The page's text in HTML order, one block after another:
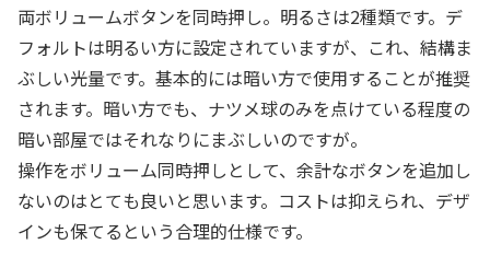
両ボリュームボタンを同時押し。明るさは2種類です。デ
フォルトは明るい方に設定されていますが、これ、結構ま
ぶしい光量です。基本的には暗い方で使用することが推奨
されます。暗い方でも、ナツメ球のみを点けている程度の
暗い部屋ではそれなりにまぶしいのですが。
操作をボリューム同時押しとして、余計なボタンを追加し
ないのはとても良いと思います。コストは抑えられ、デザ
インも保てるという合理的仕様です。